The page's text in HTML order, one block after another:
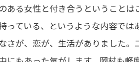
ある女性と付き合うということは
っている、というような内容では
さが、恋が、生活がありました。